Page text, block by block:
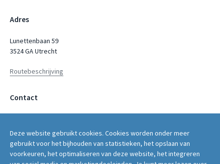
Deze website gebruikt cookies. Cookies worden onder meer
gebruikt voor het bijhouden van statistieken, het opslaan van
voorkeuren, het optimaliseren van deze website, het integreren
Adres
Lunettenbaan 59
3524 GA Utrecht
Routebeschrijving
Contact
030 - 2669 400